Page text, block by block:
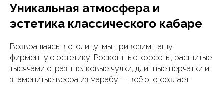
Уникальная атмосфера и
эстетика классического кабаре
Возвращаясь в столицу, мы привозим нашу
фирменную эстетику. Роскошные корсеты, расшитые
тысячами страз, шелковые чулки, длинные перчатки и
знаменитые веера из марабу — всё это создает